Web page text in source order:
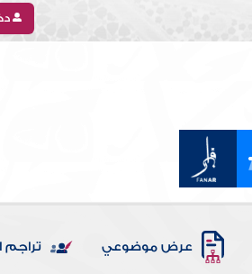
عرض موضوعي تراجم